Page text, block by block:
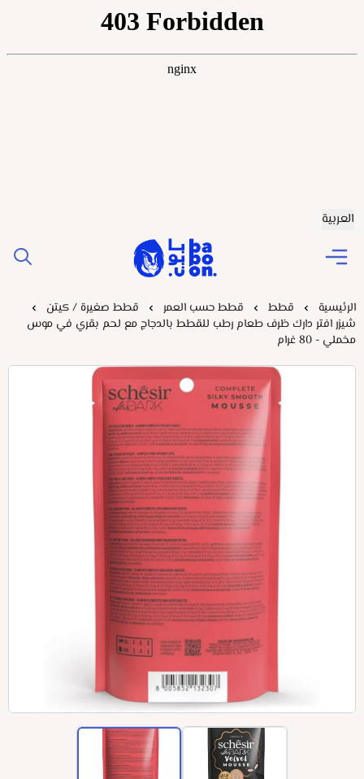
العربية
Baboonstore
الرئيسية قطط قطط حسب العمر
قطط صغيرة / كيتن
شيزر افتر دارك ظرف طعام رطب للقطط بالدجاج مع لحم بقري في موس
مخملي - 80 غرام